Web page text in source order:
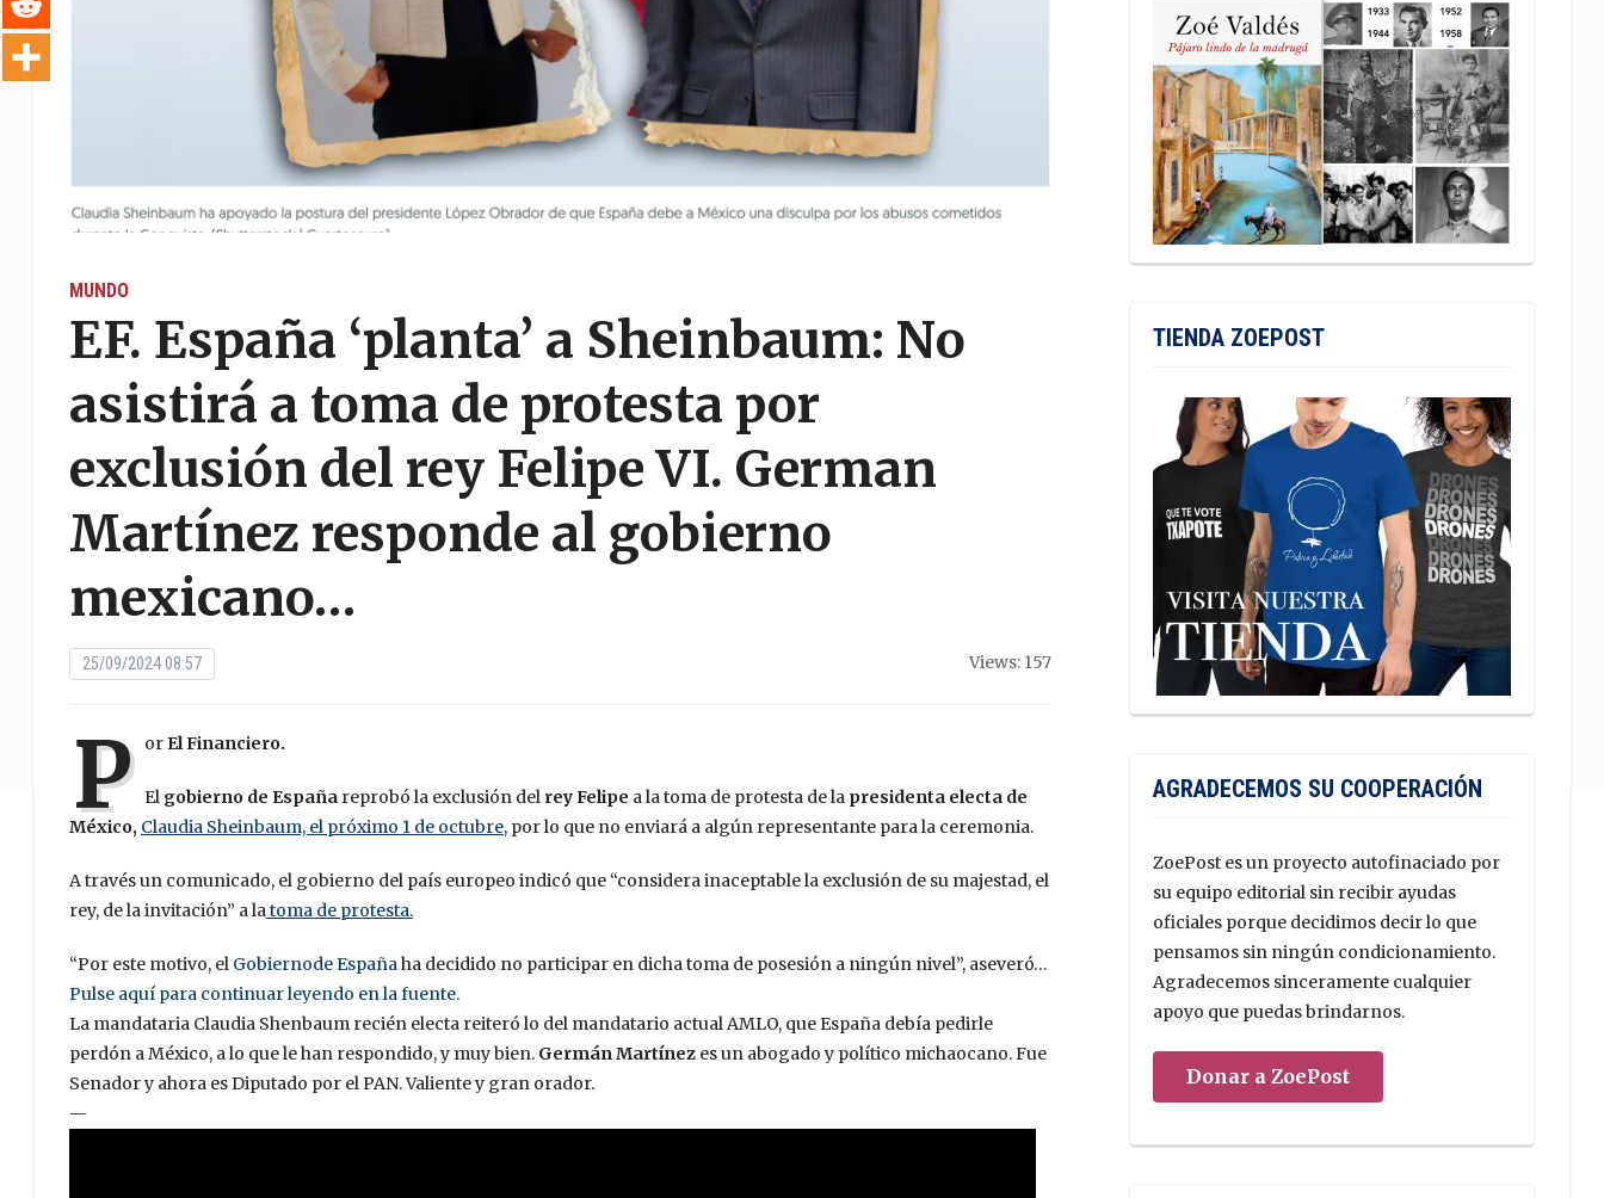
MUNDO
EF. España ‘planta’ a Sheinbaum: No
asistirá a toma de protesta por
exclusión del rey Felipe VI. German
Martínez responde al gobierno
mexicano…
25/09/2024 08:57 Views: 157
P or El Financiero.
El gobierno de Españareprobó la exclusión del rey Felipe a la toma de protesta de la presidenta electa de
México, Claudia Sheinbaum, el próximo 1 de octubre, por lo que no enviará a algún representante para la ceremonia.
A través un comunicado, el gobierno del país europeo indicó que “considera inaceptable la exclusión de su majestad, el
rey, de la invitación” a latoma de protesta.
“Por este motivo, el Gobiernode Españaha decidido no participar en dicha toma de posesión a ningún nivel”, aseveró…
Pulse aquí para continuar leyendo en la fuente.
La mandataria Claudia Shenbaum recién electa reiteró lo del mandatario actual AMLO, que España debía pedirle
perdón a México, a lo que le han respondido, y muy bien. Germán Martínezes un abogado y político michaocano. Fue
Senador y ahora es Diputado por el PAN. Valiente y gran orador.
—
TIENDA ZOEPOST
AGRADECEMOS SU COOPERACIÓN
ZoePost es un proyecto autofinaciado por
su equipo editorial sin recibir ayudas
oficiales porque decidimos decir lo que
pensamos sin ningún condicionamiento.
Agradecemos sinceramente cualquier
apoyo que puedas brindarnos.
Donar a ZoePost